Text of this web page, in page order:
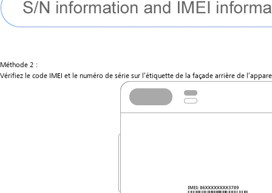
Méthode 2 :
Vérifiez le code IMEI et le numéro de série sur l’étiquette de la façade arrière de